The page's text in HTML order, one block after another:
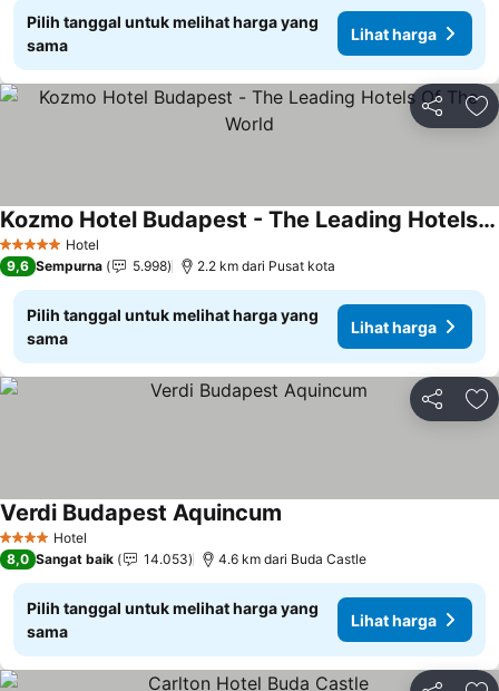
Pilih tanggal untuk melihat harga yang
sama
Lihat harga
Bagikan
5 Bintang Hotel
Kozmo Hotel Budapest - The Leading Hotels Of The World
9,6 Sempurna 5.998 2.2 km dari Pusat kota
Pilih tanggal untuk melihat harga yang
sama
Lihat harga
Bagikan
4 BintangHotel
Verdi Budapest Aquincum
8,0 Sangat baik 14.053 4.6 km dari Buda Castle
Pilih tanggal untuk melihat harga yang
sama
Lihat harga